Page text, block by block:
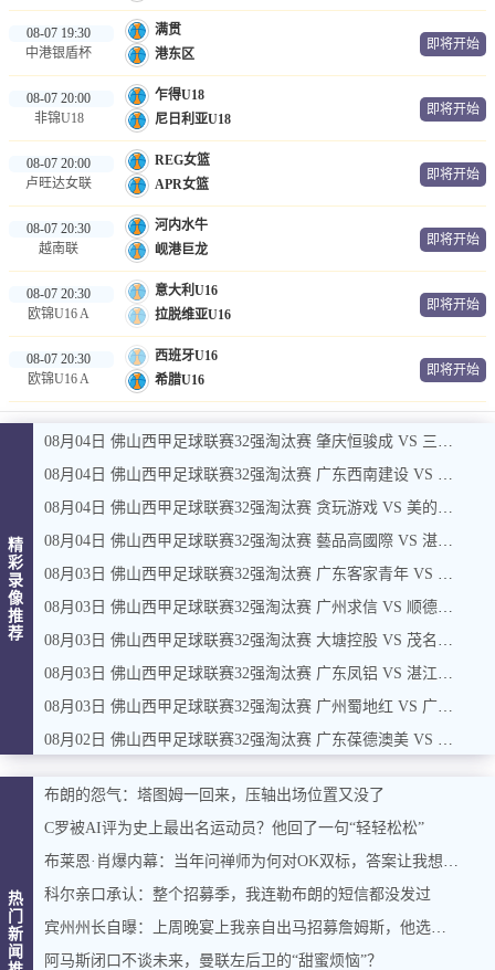
08-07 19:30
中港银盾杯
满贯
港东区
即将开始
08-07 20:00
非锦U18
乍得U18
尼日利亚U18
即将开始
08-07 20:00
卢旺达女联
REG女篮
APR女篮
即将开始
08-07 20:30
越南联
河内水牛
岘港巨龙
即将开始
08-07 20:30
欧锦U16 A
意大利U16
拉脱维亚U16
即将开始
08-07 20:30
欧锦U16 A
西班牙U16
希腊U16
即将开始
精
彩
录
像
推
荐
08月04日 佛山西甲足球联赛32强淘汰赛 肇庆恒骏成 VS 三七互娱 全场录像
08月04日 佛山西甲足球联赛32强淘汰赛 广东西南建设 VS 香港圣徒 全场录像
08月04日 佛山西甲足球联赛32强淘汰赛 贪玩游戏 VS 美的薪火 全场录像
08月04日 佛山西甲足球联赛32强淘汰赛 藝品高國際 VS 湛江狂狼·粵辉能源 全场录像
08月03日 佛山西甲足球联赛32强淘汰赛 广东客家青年 VS 广州英华思力U17 全场录像
08月03日 佛山西甲足球联赛32强淘汰赛 广州求信 VS 顺德新青年 全场录像
08月03日 佛山西甲足球联赛32强淘汰赛 大塘控股 VS 茂名市点都得 全场录像
08月03日 佛山西甲足球联赛32强淘汰赛 广东凤铝 VS 湛江八部科技 全场录像
08月03日 佛山西甲足球联赛32强淘汰赛 广州蜀地红 VS 广州戴拿模 全场录像
08月02日 佛山西甲足球联赛32强淘汰赛 广东葆德澳美 VS 白坭兴龙 全场录像
热
门
新
闻
布朗的怨气：塔图姆一回来，压轴出场位置又没了
C罗被AI评为史上最出名运动员？他回了一句“轻轻松松”
布莱恩·肖爆内幕：当年问禅师为何对OK双标，答案让我想起训狗那套
科尔亲口承认：整个招募季，我连勒布朗的短信都没发过
宾州州长自曝：上周晚宴上我亲自出马招募詹姆斯，他选了费城，我挺高兴
阿马斯闭口不谈未来，曼联左后卫的“甜蜜烦恼”？